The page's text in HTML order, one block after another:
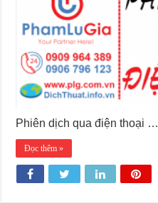
Phiên dịch qua điện thoại …
Đọc thêm »